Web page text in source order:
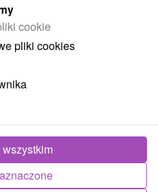
nam nową atrakcję
cookie
pliki cookies